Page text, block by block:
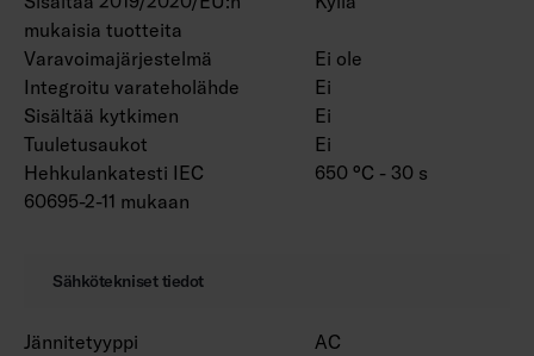
mukaisia tuotteita
Varavoimajärjestelmä
Ei ole
Integroitu varateholähde
Ei
Sisältää kytkimen
Ei
Tuuletusaukot
Ei
Hehkulankatesti IEC
60695-2-11 mukaan
650 °C - 30 s
Sähkötekniset tiedot
Jännitetyyppi
AC